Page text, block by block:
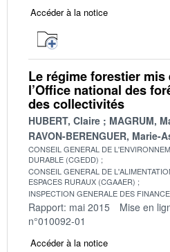
Accéder à la notice
Le régime forestier
l’Office national des
des collectivités
HUBERT, Claire MAGRUM,
RAVON-BERENGUER, Marie-
CONSEIL GENERAL DE
DURABLE (CGEDD)
CONSEIL GENERAL DE
ESPACES RURAUX (CGAAER)
INSPECTION GENERALE DES
Rapport: mai 2015 Mise en
n°010092-01
Accéder à la notice